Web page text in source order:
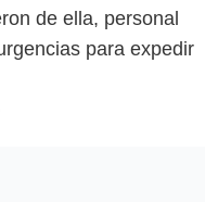
de ella, personal
para expedir